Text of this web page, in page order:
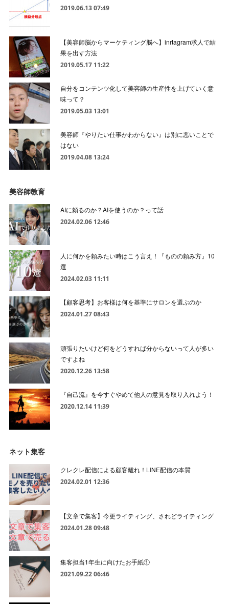
2019.06.13 07:49
【美容師脳からマーケティング脳へ】inrtagram求人で結
果を出す方法
2019.05.17 11:22
自分をコンテンツ化して美容師の生産性を上げていく意
味って？
2019.05.03 13:01
美容師『やりたい仕事かわからない』は別に悪いことで
はない
2019.04.08 13:24
美容師教育
AIに頼るのか？AIを使うのか？って話
2024.02.06 12:46
人に何かを頼みたい時はこう言え！『ものの頼み方』10
選
2024.02.03 11:11
【顧客思考】お客様は何を基準にサロンを選ぶのか
2024.01.27 08:43
頑張りたいけど何をどうすれば分からないって人が多い
ですよね
2020.12.26 13:58
『自己流』を今すぐやめて他人の意見を取り入れよう！
2020.12.14 11:39
ネット集客
クレクレ配信による顧客離れ！LINE配信の本質
2024.02.01 12:36
【文章で集客】今更ライティング、されどライティング
2024.01.28 09:48
集客担当1年生に向けたお手紙①
2021.09.22 06:46